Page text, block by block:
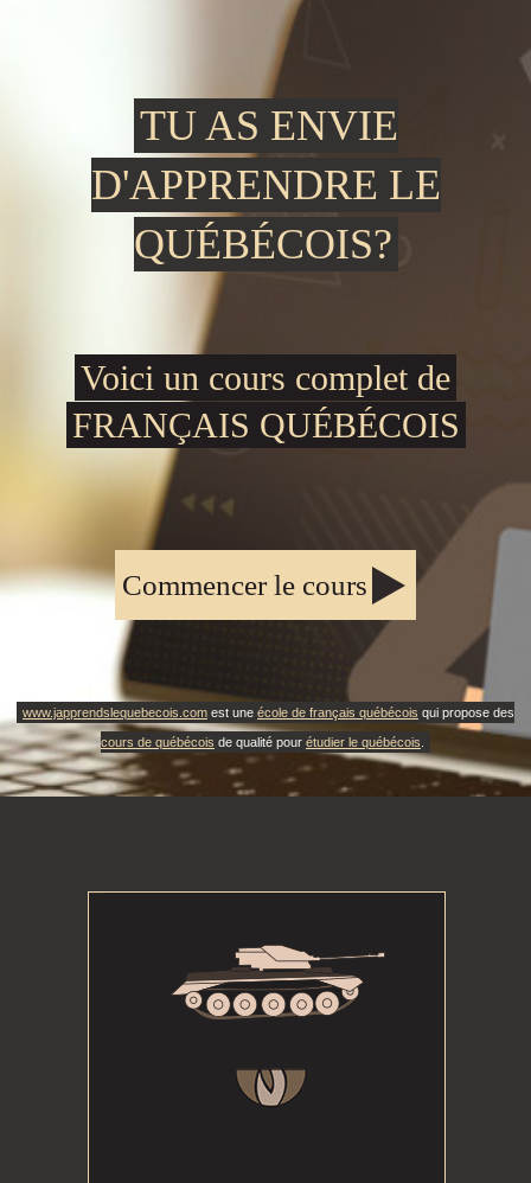
TU AS ENVIE
D'APPRENDRE LE
QUÉBÉCOIS?
Voici un cours complet de
FRANÇAIS QUÉBÉCOIS
Commencer le cours
www.japprendslequebecois.com est une école de français québécois qui propose des
cours de québécois de qualité pour étudier le québécois